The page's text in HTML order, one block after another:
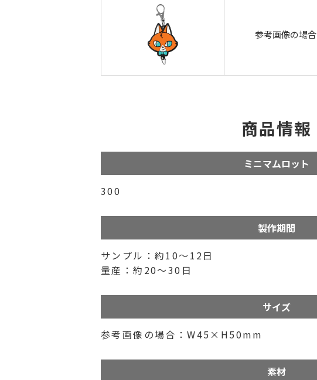
参考画像の場合
商品情報
ミニマムロット
300
製作期間
サンプル：約10～12日
量産：約20～30日
サイズ
参考画像の場合：W45×H50mm
素材